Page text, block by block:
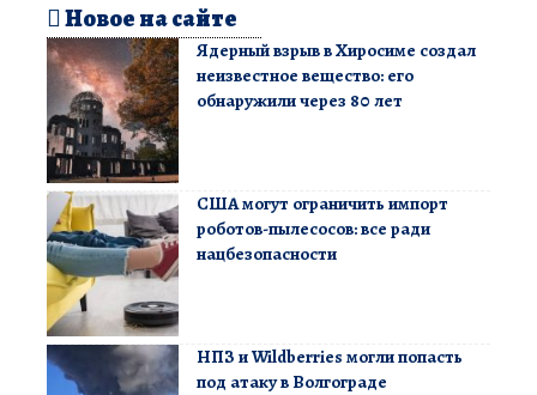
Новое на сайте
Ядерный взрыв в Хиросиме создал
неизвестное вещество: его
обнаружили через 80 лет
США могут ограничить импорт
роботов-пылесосов: все ради
нацбезопасности
НПЗ и Wildberries могли попасть
под атаку в Волгограде